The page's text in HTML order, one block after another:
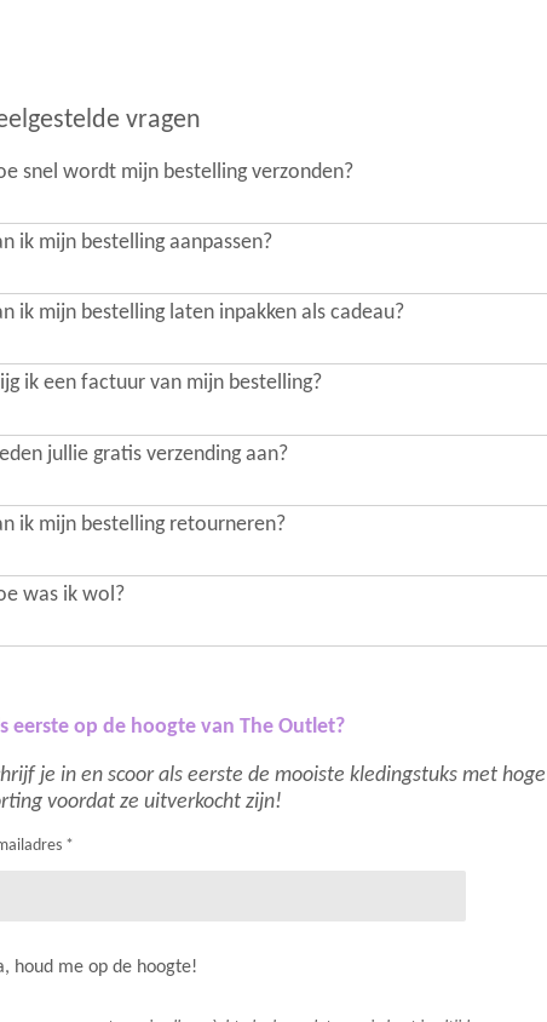
vragen
snel wordt mijn bestelling verzonden?
ik mijn bestelling aanpassen?
ik mijn bestelling laten inpakken als cadeau?
ik een factuur van mijn bestelling?
jullie gratis verzending aan?
ik mijn bestelling retourneren?
was ik wol?
eerste op de hoogte van The Outlet?
je in en scoor als eerste de mooiste kledingstuks met hoge
voordat ze uitverkocht zijn!
*
houd me op de hoogte!